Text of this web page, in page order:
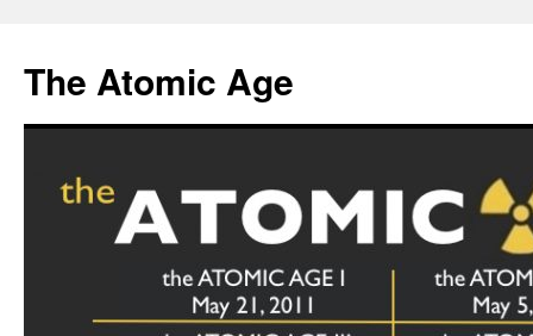
content
The Atomic Age